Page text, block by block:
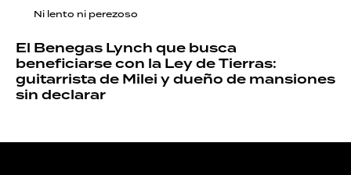
Ni lento ni perezoso
El Benegas Lynch que busca
beneficiarse con la Ley de Tierras:
guitarrista de Milei y dueño de mansiones
sin declarar